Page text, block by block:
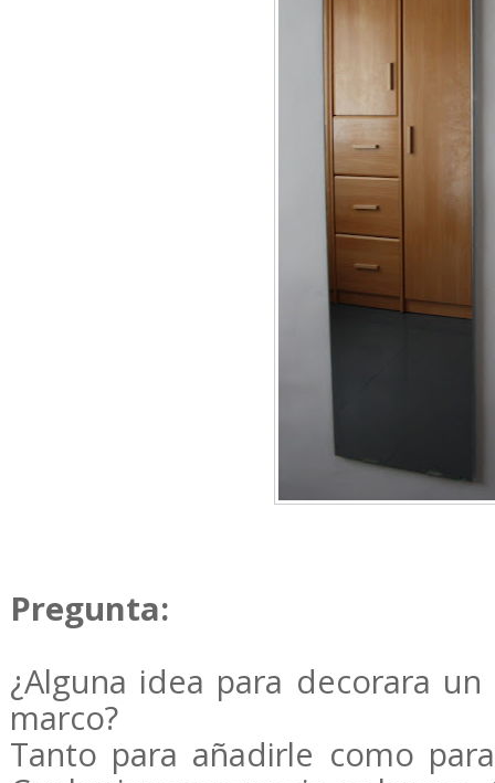
Pregunta:
¿Alguna idea para decorara
marco?
Tanto para añadirle como